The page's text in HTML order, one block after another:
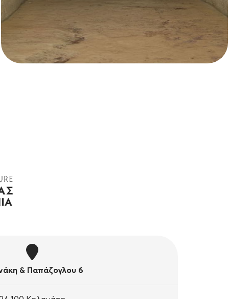
& Παπάζογλου 6